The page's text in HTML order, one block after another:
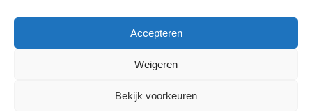
Accepteren
Weigeren
Bekijk voorkeuren
Copyright © 2025 - Alle rechten voorbehouden